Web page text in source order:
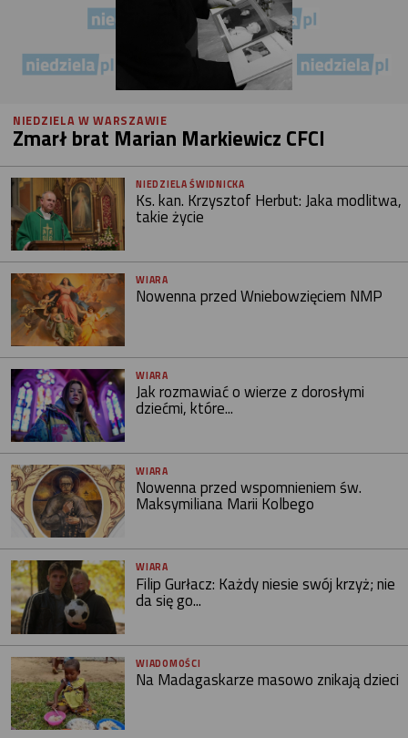
NIEDZIELA W WARSZAWIE
Zmarł brat Marian Markiewicz CFCI
NIEDZIELA ŚWIDNICKA
Ks. kan. Krzysztof Herbut: Jaka modlitwa,
takie życie
WIARA
Nowenna przed Wniebowzięciem NMP
WIARA
Jak rozmawiać o wierze z dorosłymi
dziećmi, które...
WIARA
Nowenna przed wspomnieniem św.
Maksymiliana Marii Kolbego
WIARA
Filip Gurłacz: Każdy niesie swój krzyż; nie
da się go...
WIADOMOŚCI
Na Madagaskarze masowo znikają dzieci